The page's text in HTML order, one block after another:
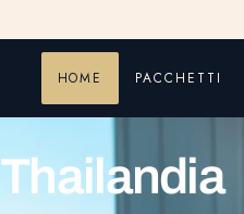
HOME PACCHETTI